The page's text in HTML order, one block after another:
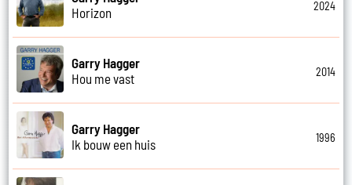
Horizon
2024
Garry Hagger
Hou me vast
2014
Garry Hagger
Ik bouw een huis
1996